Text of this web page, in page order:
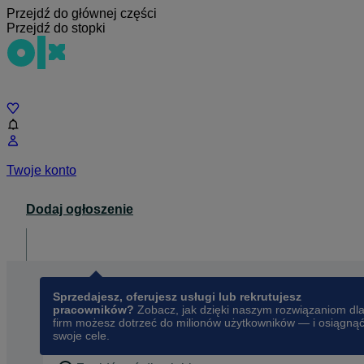
Przejdź do głównej części
Przejdź do stopki
Twoje konto
Dodaj ogłoszenie
Sprzedajesz, oferujesz usługi lub rekrutujesz
pracowników? Zobacz, jak dzięki naszym rozwiązaniom dla
firm możesz dotrzeć do milionów użytkowników — i osiągnąć
swoje cele.